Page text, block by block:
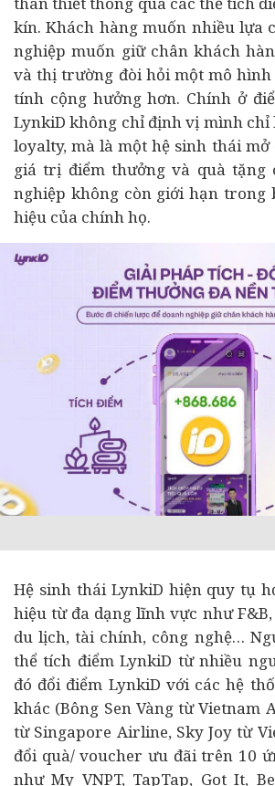
kín. Khách hàng muốn nhiều lựa
nghiệp muốn giữ chân khách
và thị trường đòi hỏi một mô
tính cộng hưởng hơn. Chính ở
LynkiD không chỉ định vị mình chỉ
loyalty, mà là một hệ sinh thái mở
giá trị điểm thưởng và quà tặng
nghiệp không còn giới hạn trong
hiệu của chính họ.
Hệ sinh thái LynkiD hiện quy tụ
hiệu từ đa dạng lĩnh vực như
du lịch,tài chính, công nghệ…
thể tích điểm LynkiD từ nhiều
đó đổi điểm LynkiD với các hệ
khác (Bông Sen Vàng từ Vietnam
từ Singapore Airline, Sky Joy từ
đổi quà/ voucher ưu đãi trên 10
như My VNPT, TapTap, Got It,